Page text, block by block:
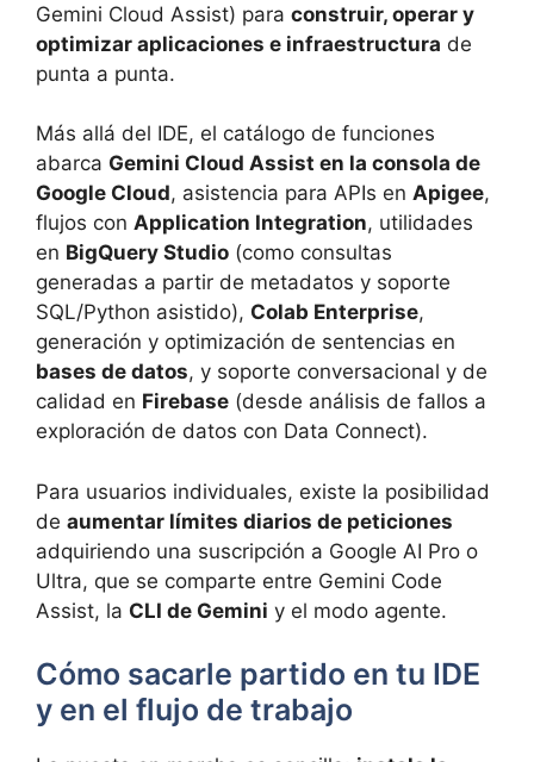
Gemini Cloud Assist) para construir, operar y
optimizar aplicaciones e infraestructura de
punta a punta.
Más allá del IDE, el catálogo de funciones
abarca Gemini Cloud Assist en la consola de
Google Cloud, asistencia para APIs en Apigee,
flujos con Application Integration, utilidades
en BigQuery Studio (como consultas
generadas a partir de metadatos y soporte
SQL/Python asistido), Colab Enterprise,
generación y optimización de sentencias en
bases de datos, y soporte conversacional y de
calidad en Firebase (desde análisis de fallos a
exploración de datos con Data Connect).
Para usuarios individuales, existe la posibilidad
de aumentar límites diarios de peticiones
adquiriendo una suscripción a Google AI Pro o
Ultra, que se comparte entre Gemini Code
Assist, la CLI de Gemini y el modo agente.
Cómo sacarle partido en tu IDE
y en el flujo de trabajo